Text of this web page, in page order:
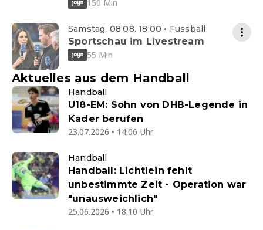
150 Min
Samstag, 08.08. 18:00 • Fussball
Sportschau im Livestream
55 Min
Aktuelles aus dem Handball
Handball
U18-EM: Sohn von DHB-Legende in
Kader berufen
23.07.2026 • 14:06 Uhr
Handball
Handball: Lichtlein fehlt
unbestimmte Zeit - Operation war
"unausweichlich"
25.06.2026 • 18:10 Uhr